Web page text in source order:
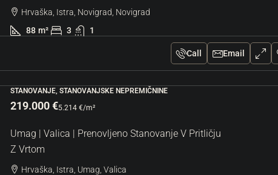
Hrvaška, Istra, Novigrad, Novigrad
88 m² 3 1
Call Email
STANOVANJE, STANOVANJSKE NEPREMIČNINE
219.000 €5.214 €/m²
Umag | Valica | Prenovljeno Stanovanje V Pritličju
Z Vrtom
Hrvaška, Istra, Umag, Valica